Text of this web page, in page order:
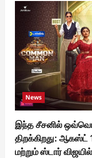
News
இந்த சீசனில்
திறக்கிறது:
மற்றும் ஸ்டார்